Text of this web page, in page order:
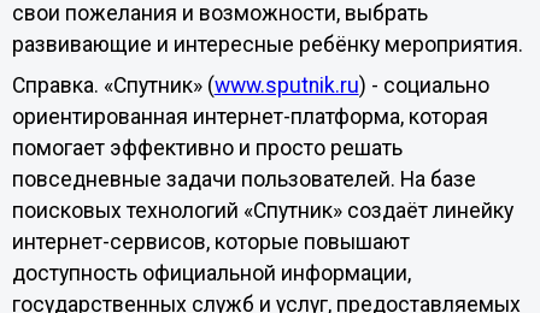
свои пожелания и возможности, выбрать
развивающие и интересные ребёнку мероприятия.
Справка. «Спутник» (www.sputnik.ru) - социально
ориентированная интернет-платформа, которая
помогает эффективно и просто решать
повседневные задачи пользователей. На базе
поисковых технологий «Спутник» создаёт линейку
интернет-сервисов, которые повышают
доступность официальной информации,
государственных служб и услуг, предоставляемых